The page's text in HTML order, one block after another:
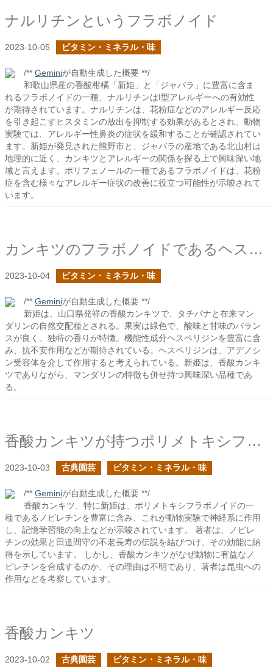
ナルリチンというフラボノイド
2023-10-05 ビタミン・ミネラル・味
/** Geminiが自動生成した概要 **/
和歌山県産の香酸柑橘「新姫」と「ジャバラ」に豊富に含ま
れるフラボノイドの一種、ナルリチンはI型アレルギーへの有効性
が期待されています。ナルリチンは、花粉症などのアレルギー反応
を引き起こすヒスタミンの放出を抑制する効果があるとされ、動物
実験では、アレルギー性鼻炎の症状を緩和することが確認されてい
ます。新姫が発見された熊野市と、ジャバラの産地である北山村は
地理的に近く、カンキツとアレルギーの関係を探る上で興味深い地
域と言えます。ポリフェノールの一種であるフラボノイドは、花粉
症を含む様々なアレルギー症状の改善に役立つ可能性が示唆されて
います。
カンキツのフラボノイドであるヘスペリジン
2023-10-04 ビタミン・ミネラル・味
/** Geminiが自動生成した概要 **/
新姫は、山口県発祥の香酸カンキツで、タチバナと在来マン
ダリンの自然交配種とされる。果実は緑色で、酸味と甘味のバラン
スが良く、独特の香りが特徴。機能性成分ヘスペリジンを豊富に含
み、抗不安作用などが期待されている。ヘスペリジンは、アデノシ
ン受容体を介して作用すると考えられている。新姫は、香酸カンキ
ツでありながら、マンダリンの特徴も併せ持つ興味深い品種であ
る。
香酸カンキツが持つポリメトキシフラボノイド
2023-10-03 古典園芸 ビタミン・ミネラル・味
/** Geminiが自動生成した概要 **/
香酸カンキツ、特に新姫は、ポリメトキシフラボノイドの一
種であるノビレチンを豊富に含み、これが動物実験で神経系に作用
し、記憶学習能の向上などが示唆されています。 著者は、ノビレ
チンの効果と田道間守の不老長寿の伝説を結びつけ、その効能に納
得を示しています。 しかし、香酸カンキツがなぜ動物に有益なノ
ビレチンを合成するのか、その理由は不明であり、著者は昆虫への
作用などを考察しています。
香酸カンキツ
2023-10-02 古典園芸 ビタミン・ミネラル・味